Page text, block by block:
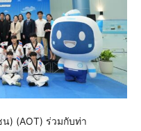
) (AOT) ร่วมกับท่า